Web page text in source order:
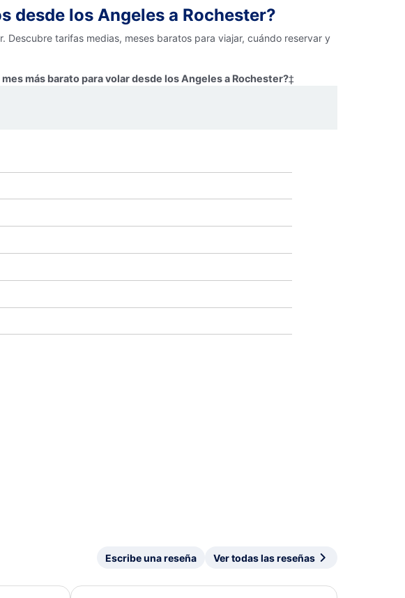
desde los Angeles a Rochester?
tarifas medias, meses baratos para viajar, cuándo reservar y
mes más barato para volar desde los Angeles a Rochester?‡
Escribe una reseña Ver todas las reseñas